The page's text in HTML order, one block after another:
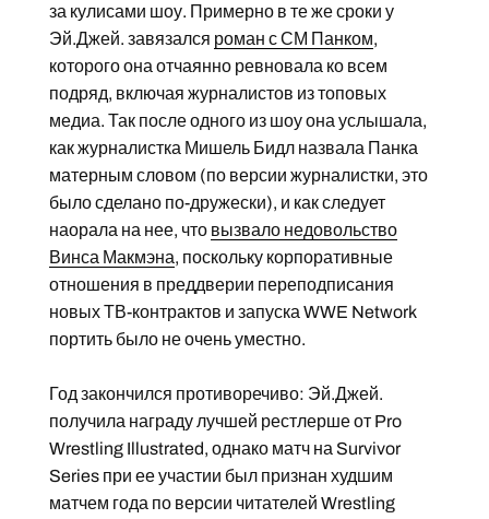
за кулисами шоу. Примерно в те же сроки у
Эй.Джей. завязался роман с СМ Панком,
которого она отчаянно ревновала ко всем
подряд, включая журналистов из топовых
медиа. Так после одного из шоу она услышала,
как журналистка Мишель Бидл назвала Панка
матерным словом (по версии журналистки, это
было сделано по-дружески), и как следует
наорала на нее, что вызвало недовольство
Винса Макмэна, поскольку корпоративные
отношения в преддверии переподписания
новых ТВ-контрактов и запуска WWE Network
портить было не очень уместно.
Год закончился противоречиво: Эй.Джей.
получила награду лучшей рестлерше от Pro
Wrestling Illustrated, однако матч на Survivor
Series при ее участии был признан худшим
матчем года по версии читателей Wrestling